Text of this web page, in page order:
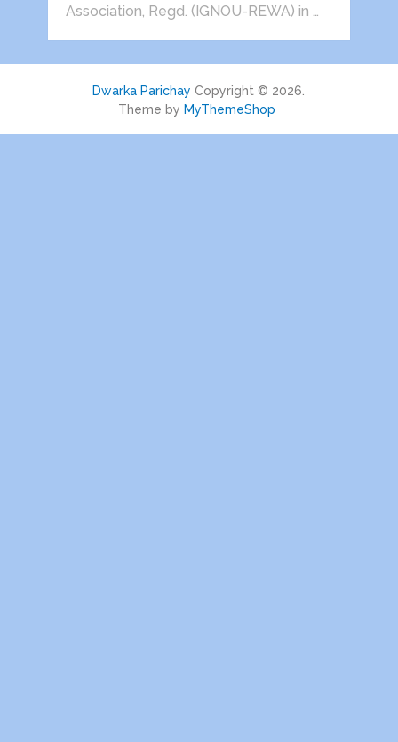
Association, Regd. (IGNOU-REWA) in …
Dwarka Parichay Copyright © 2026.
Theme by MyThemeShop